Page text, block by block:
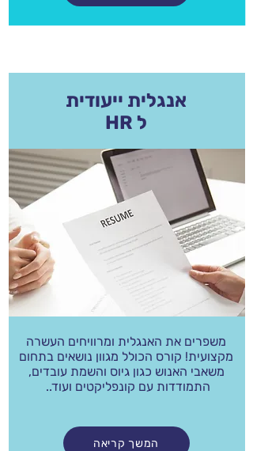
אנגלית ייעודית
ל HR
משפרים את האנגלית ומרוויחים העשרה
מקצועית! קורס הכולל מגוון נושאים בתחום
משאבי האנוש כגון גיוס והשמת עובדים,
התמודדות עם קונפליקטים ועוד..
המשך קריאה